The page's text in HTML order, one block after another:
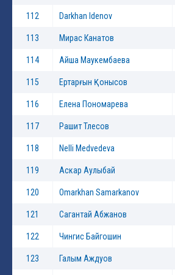
112 Darkhan Idenov
113 Мирас Канатов
114 Айша Маукембаева
115 Ертарғын Қонысов
116 Елена Пономарева
117 Рашит Тлесов
118 Nelli Medvedeva
119 Аскар Аулыбай
120 Omarkhan Samarkanov
121 Сагантай Абжанов
122 Чингис Байгошин
123 Галым Аждуов